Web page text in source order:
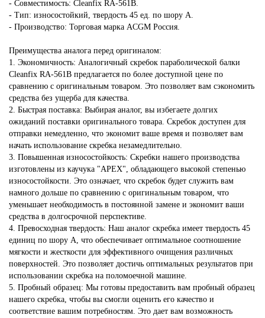
- Совместимость: Cleanfix RA-561В.
- Тип: износостойкий, твердость 45 ед. по шору А.
- Производство: Торговая марка ACGM Россия.
Преимущества аналога перед оригиналом:
1. Экономичность: Аналогичный скребок параболической балки
Cleanfix RA-561В предлагается по более доступной цене по
сравнению с оригинальным товаром. Это позволяет вам сэкономить
средства без ущерба для качества.
2. Быстрая поставка: Выбирая аналог, вы избегаете долгих
ожиданий поставки оригинального товара. Скребок доступен для
отправки немедленно, что экономит ваше время и позволяет вам
начать использование скребка незамедлительно.
3. Повышенная износостойкость: Скребки нашего производства
изготовлены из каучука "APEX", обладающего высокой степенью
износостойкости. Это означает, что скребок будет служить вам
намного дольше по сравнению с оригинальным товаром, что
уменьшает необходимость в постоянной замене и экономит ваши
средства в долгосрочной перспективе.
4. Превосходная твердость: Наш аналог скребка имеет твердость 45
единиц по шору А, что обеспечивает оптимальное соотношение
мягкости и жесткости для эффективного очищения различных
поверхностей. Это позволяет достичь оптимальных результатов при
использовании скребка на поломоечной машине.
5. Пробный образец: Мы готовы предоставить вам пробный образец
нашего скребка, чтобы вы смогли оценить его качество и
соответствие вашим потребностям. Это дает вам возможность